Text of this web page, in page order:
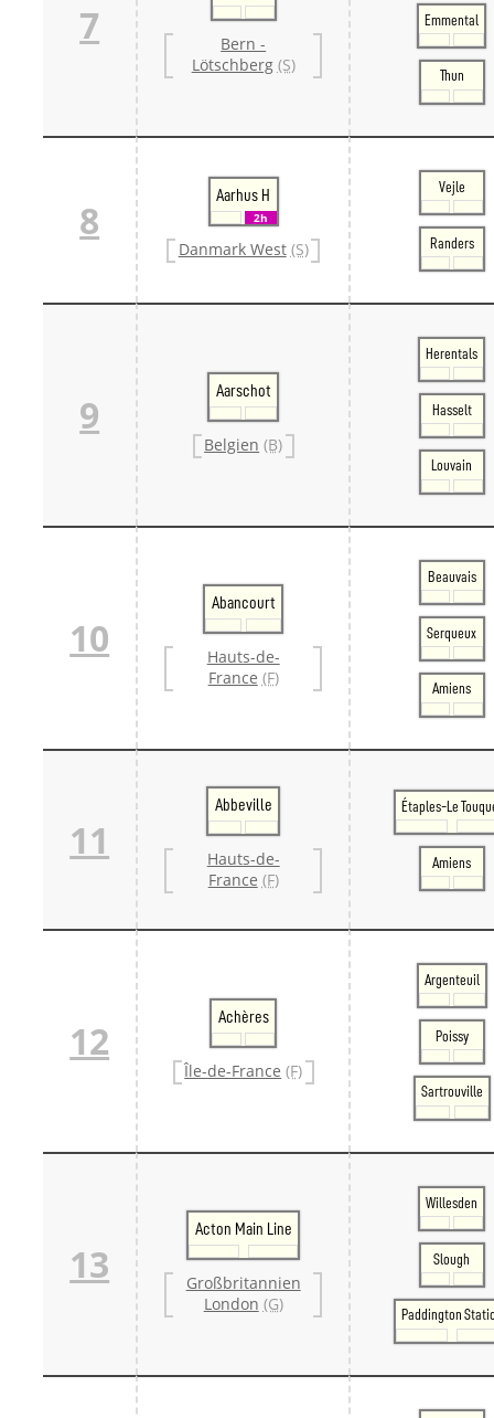
7
Bern -
Lötschberg (S)
Emmental
Thun
8
Aarhus H
2h
Danmark West (S)
Vejle
Randers
9
Aarschot
Belgien (B)
Herentals
Hasselt
Louvain
10
Abancourt
Hauts-de-
France (F)
Beauvais
Serqueux
Amiens
11
Abbeville
Hauts-de-
France (F)
Étaples-Le
Amiens
12
Achères
Île-de-France (F)
Argenteuil
Poissy
Sartrouville
13
Acton Main Line
Großbritannien
London (G)
Willesden
Slough
Paddington